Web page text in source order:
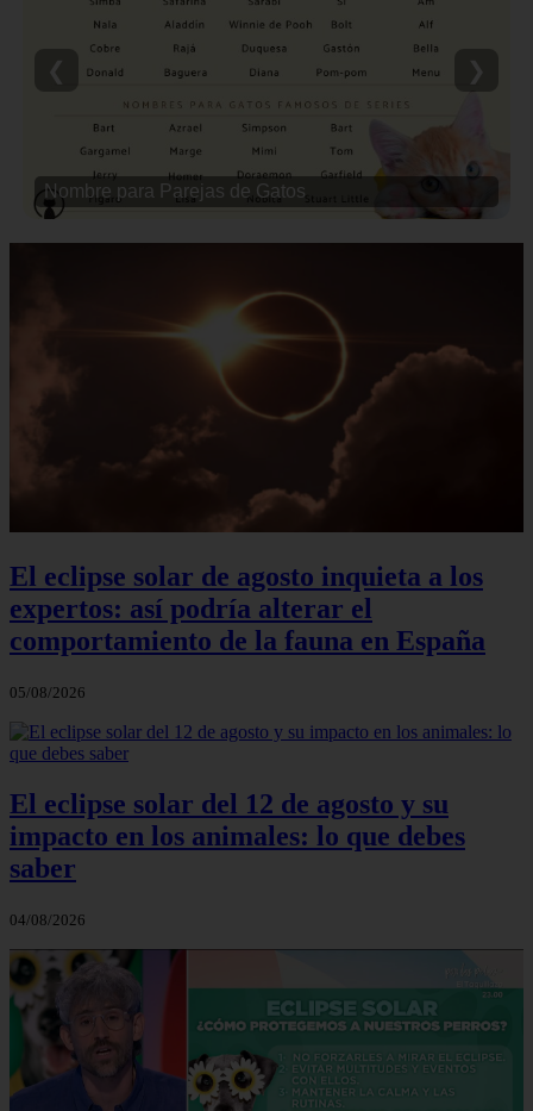
Nombre para Parejas de Gatos
❮ ❯
El eclipse solar de agosto inquieta a los
expertos: así podría alterar el
comportamiento de la fauna en España
05/08/2026
El eclipse solar del 12 de agosto y su
impacto en los animales: lo que debes
saber
04/08/2026